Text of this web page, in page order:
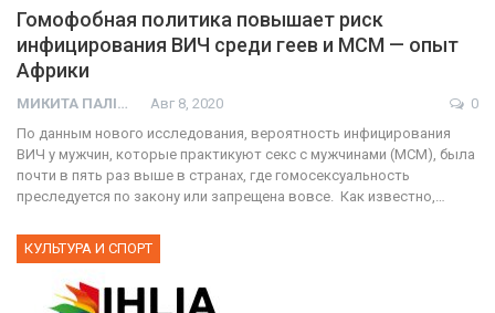
Гомофобная политика повышает риск
инфицирования ВИЧ среди геев и МСМ — опыт
Африки
МИКИТА ПАЛІЙ Авг 8, 2020
0
По данным нового исследования, вероятность инфицирования
ВИЧ у мужчин, которые практикуют секс с мужчинами (МСМ), была
почти в пять раз выше в странах, где гомосексуальность
преследуется по закону или запрещена вовсе. Как известно,…
КУЛЬТУРА И СПОРТ